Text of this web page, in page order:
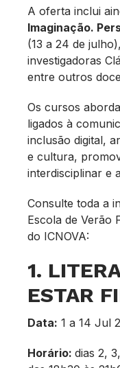
A oferta inclui
Imaginação.
(13 a 24 de
investigadoras
entre outros
Os cursos
ligados à
inclusão digital,
e cultura,
interdisciplinar e
Consulte toda a
Escola de Verão
do ICNOVA:
1.
ESTAR
Data: 1 a 14 Jul
Horário: dias 2,